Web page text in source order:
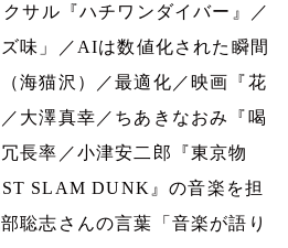
クサル『ハチワンダイバー』／
味」／ AIは数値化された瞬間
海猫沢）／最適化／映画『花
大澤真幸／ちあきなおみ『喝
長率／小津安二郎『東京物
SLAM DUNK 』の音楽を担
聡志さんの言葉「音楽が語り